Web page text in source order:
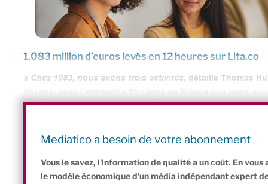
1,083 million d’euros levés en 12 heures sur Lita.co
« Chez 1083, nous avons trois activités, détaille Thomas
principal fournisseur ; l’activité e-commerce basée à
Lyon, Grenoble, Nantes et Paris, naturellement tous fermés
Mediatico a besoin de votre abonnement
Vous le savez, l'information de qualité a un coût. En
le modèle économique d'un média indépendant expert